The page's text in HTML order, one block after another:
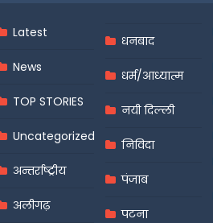
Latest
News
TOP STORIES
Uncategorized
अन्तर्राष्ट्रीय
अलीगढ़
धनबाद
धर्म/आध्यात्म
नयी दिल्ली
निविदा
पंजाब
पटना